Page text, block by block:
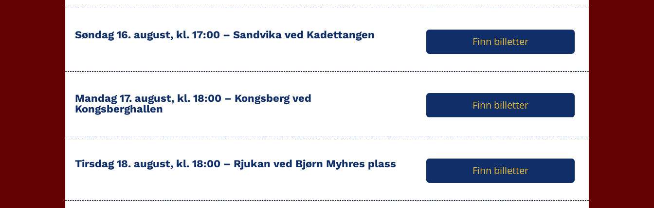
Søndag 16. august, kl. 17:00 –Sandvika ved Kadettangen
Finn billetter
Mandag 17. august, kl. 18:00 – Kongsberg ved
Kongsberghallen
Finn billetter
Tirsdag 18. august, kl. 18:00 – Rjukan ved Bjørn Myhres plass
Finn billetter